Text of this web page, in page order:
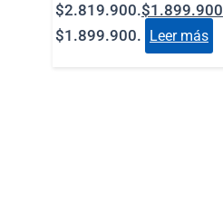
$2.819.900.$1.899.900
$1.899.900. Leer más